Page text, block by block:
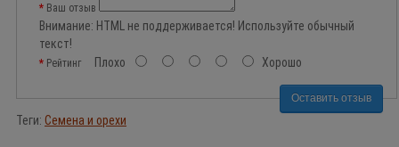
Ваш отзыв
Внимание: HTML не поддерживается! Используйте обычный
текст!
Рейтинг Плохо Хорошо
Оставить отзыв
Теги: Семена и орехи